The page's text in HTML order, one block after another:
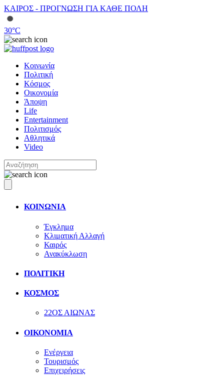
ΚΑΙΡΟΣ - ΠΡΟΓΝΩΣΗ ΓΙΑ ΚΑΘΕ ΠΟΛΗ
30°C
Κοινωνία
Πολιτική
Κόσμος
Οικονομία
Άποψη
Life
Entertainment
Πολιτισμός
Αθλητικά
Video
ΚΟΙΝΩΝΙΑ
Έγκλημα
Κλιματική Αλλαγή
Καιρός
Ανακύκλωση
ΠΟΛΙΤΙΚΗ
ΚΟΣΜΟΣ
22ΟΣ ΑΙΩΝΑΣ
ΟΙΚΟΝΟΜΙΑ
Ενέργεια
Τουρισμός
Επιχειρήσεις